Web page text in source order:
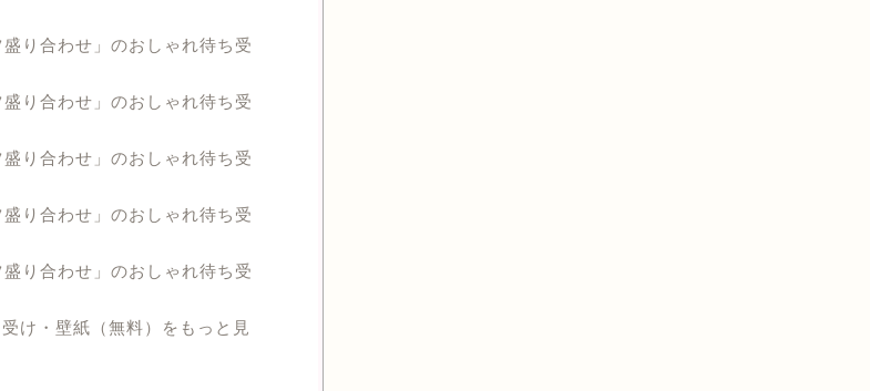
り合わせ」のおしゃれ待ち受
り合わせ」のおしゃれ待ち受
り合わせ」のおしゃれ待ち受
り合わせ」のおしゃれ待ち受
り合わせ」のおしゃれ待ち受
け・壁紙（無料）をもっと見